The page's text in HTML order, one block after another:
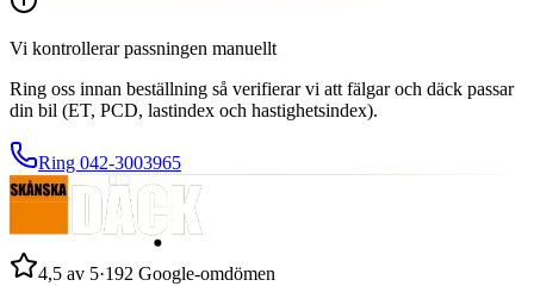
Vi kontrollerar passningen manuellt
Ring oss innan beställning så verifierar vi att fälgar och däck passar
din bil (ET, PCD, lastindex och hastighetsindex).
Ring 042-3003965
4,5 av 5·192 Google-omdömen